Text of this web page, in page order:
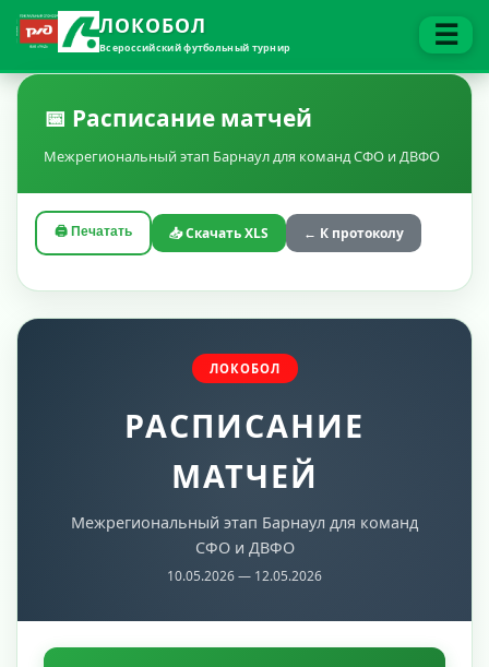
ЛОКОБОЛ
Всероссийский футбольный турнир ☰
📅 Расписание матчей
Межрегиональный этап Барнаул для команд СФО и ДВФО
🖨️ Печатать 📥 Скачать XLS ← К протоколу
ЛОКОБОЛ
РАСПИСАНИЕ
МАТЧЕЙ
Межрегиональный этап Барнаул для команд
СФО и ДВФО
10.05.2026 — 12.05.2026